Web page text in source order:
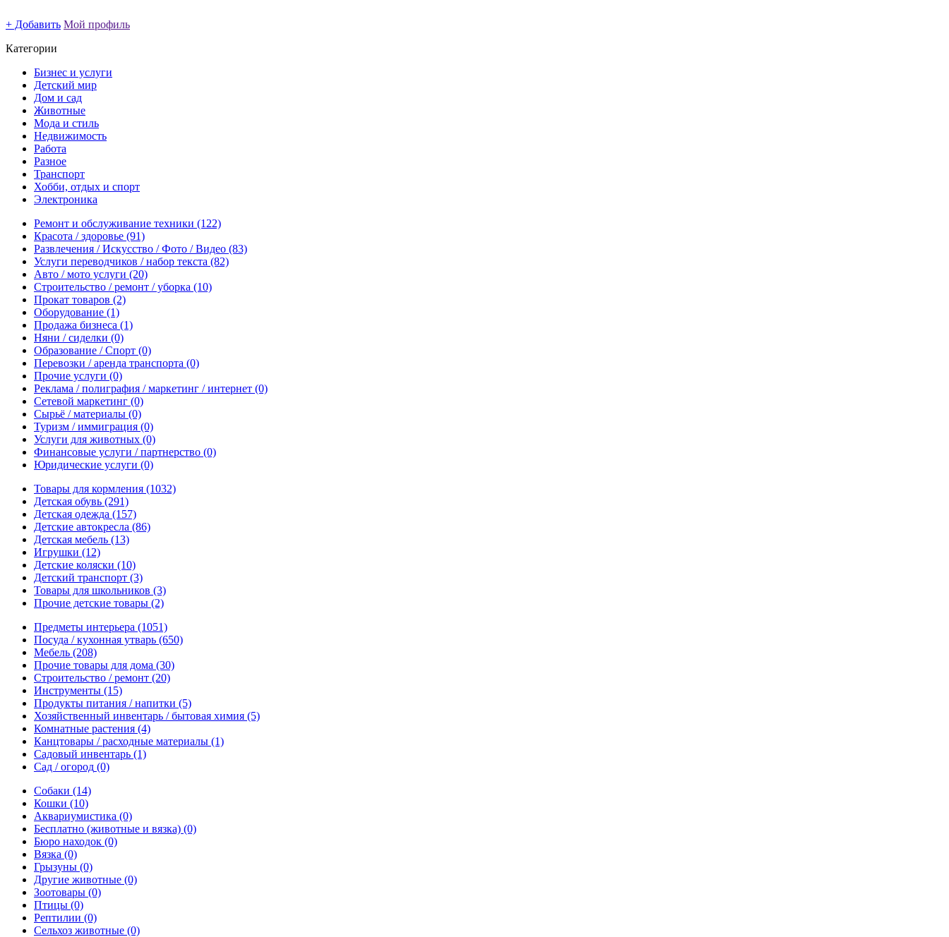
+ Добавить Мой профиль
Категории
Бизнес и услуги
Детский мир
Дом и сад
Животные
Мода и стиль
Недвижимость
Работа
Разное
Транспорт
Хобби, отдых и спорт
Электроника
Ремонт и обслуживание техники (122)
Красота / здоровье (91)
Развлечения / Искусство / Фото / Видео (83)
Услуги переводчиков / набор текста (82)
Авто / мото услуги (20)
Строительство / ремонт / уборка (10)
Прокат товаров (2)
Оборудование (1)
Продажа бизнеса (1)
Няни / сиделки (0)
Образование / Спорт (0)
Перевозки / аренда транспорта (0)
Прочие услуги (0)
Реклама / полиграфия / маркетинг / интернет (0)
Сетевой маркетинг (0)
Сырьё / материалы (0)
Туризм / иммиграция (0)
Услуги для животных (0)
Финансовые услуги / партнерство (0)
Юридические услуги (0)
Товары для кормления (1032)
Детская обувь (291)
Детская одежда (157)
Детские автокресла (86)
Детская мебель (13)
Игрушки (12)
Детские коляски (10)
Детский транспорт (3)
Товары для школьников (3)
Прочие детские товары (2)
Предметы интерьера (1051)
Посуда / кухонная утварь (650)
Мебель (208)
Прочие товары для дома (30)
Строительство / ремонт (20)
Инструменты (15)
Продукты питания / напитки (5)
Хозяйственный инвентарь / бытовая химия (5)
Комнатные растения (4)
Канцтовары / расходные материалы (1)
Садовый инвентарь (1)
Сад / огород (0)
Собаки (14)
Кошки (10)
Аквариумистика (0)
Бесплатно (животные и вязка) (0)
Бюро находок (0)
Вязка (0)
Грызуны (0)
Другие животные (0)
Зоотовары (0)
Птицы (0)
Рептилии (0)
Сельхоз животные (0)